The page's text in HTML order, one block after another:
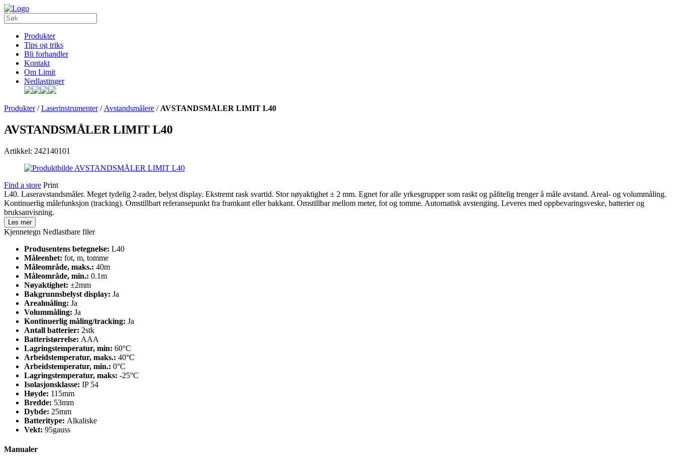
Produkter
Tips og triks
Bli forhandler
Kontakt
Om Limit
Nedlastinger
Produkter/Laserinstrumenter/ Avstandsmålere / AVSTANDSMÅLER LIMIT L40
AVSTANDSMÅLER LIMIT L40
Artikkel: 242140101
Find a store Print
L40. Laseravstandsmåler. Meget tydelig 2-rader, belyst display. Ekstremt rask svartid. Stor nøyaktighet ± 2 mm. Egnet for alle yrkesgrupper som raskt og pålitelig trenger å måle avstand. Areal- og volummåling.
Kontinuerlig målefunksjon (tracking). Omstillbart referansepunkt fra framkant eller bakkant. Omstillbar mellom meter, fot og tomme. Automatisk avstenging. Leveres med oppbevaringsveske, batterier og
bruksanvisning.
Les mer
Kjennetegn Nedlastbare filer
Produsentens betegnelse: L40
Måleenhet: fot, m, tomme
Måleområde, maks.: 40m
Måleområde, min.: 0.1m
Nøyaktighet: ±2mm
Bakgrunnsbelyst display: Ja
Arealmåling: Ja
Volummåling: Ja
Kontinuerlig måling/tracking: Ja
Antall batterier: 2stk
Batteristørrelse: AAA
Lagringstemperatur, min: 60°C
Arbeidstemperatur, maks.: 40°C
Arbeidstemperatur, min.: 0°C
Lagringstemperatur, maks: -25°C
Isolasjonsklasse: IP 54
Høyde: 115mm
Bredde: 53mm
Dybde: 25mm
Batteritype: Alkaliske
Vekt: 95gauss
Manualer